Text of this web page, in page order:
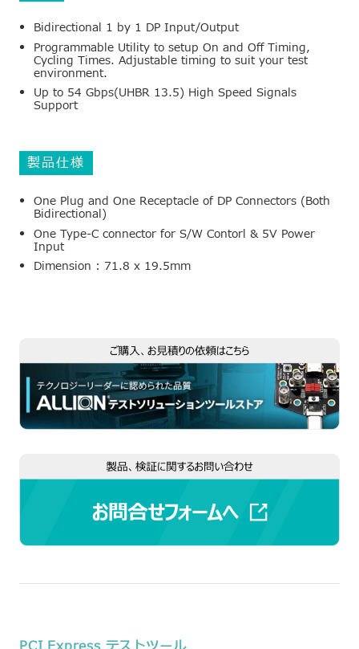
Bidirectional 1 by 1 DP Input/Output
Programmable Utility to setup On and Off Timing,
Cycling Times. Adjustable timing to suit your test
environment.
Up to 54 Gbps(UHBR 13.5) High Speed Signals
Support
製品仕様
One Plug and One Receptacle of DP Connectors (Both
Bidirectional)
One Type-C connector for S/W Contorl & 5V Power
Input
Dimension : 71.8 x 19.5mm